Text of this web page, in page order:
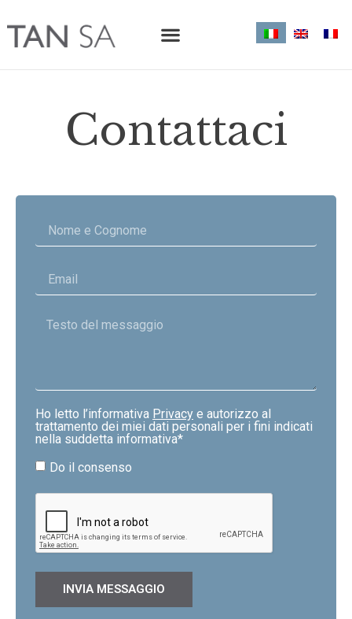
Contattaci
Ho letto l’informativa Privacy e autorizzo al
trattamento dei miei dati personali per i fini indicati
nella suddetta informativa*
Do il consenso
INVIA MESSAGGIO